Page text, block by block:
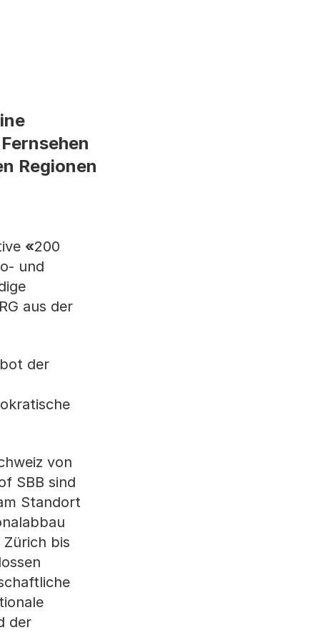
Regionen
«200
und
aus der
der
von
SBB sind
Standort
bis
der